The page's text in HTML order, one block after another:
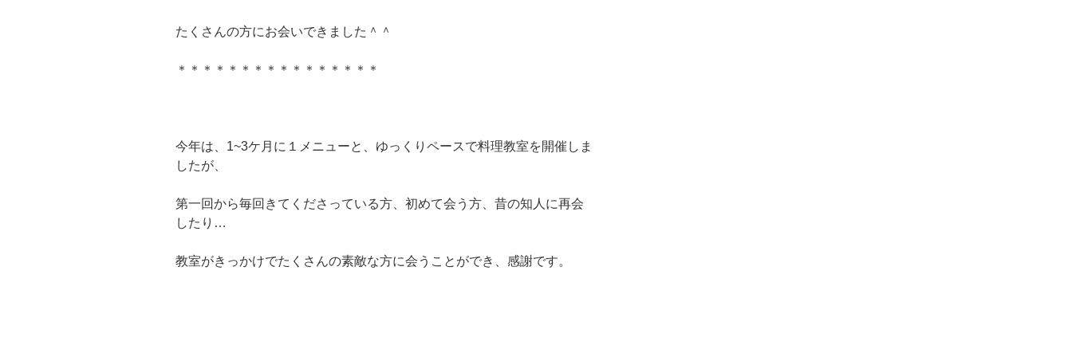
たくさんの方にお会いできました＾＾
＊＊＊＊＊＊＊＊＊＊＊＊＊＊＊＊
今年は、1~3ケ月に１メニューと、ゆっくりペースで料理教室を開催しま
したが、
第一回から毎回きてくださっている方、初めて会う方、昔の知人に再会
したり…
教室がきっかけでたくさんの素敵な方に会うことができ、感謝です。